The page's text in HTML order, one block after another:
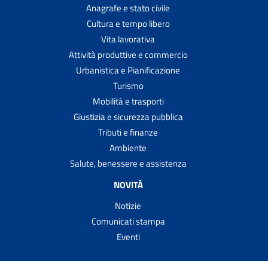
Anagrafe e stato civile
Cultura e tempo libero
Vita lavorativa
Attività produttive e commercio
Urbanistica e Pianificazione
Turismo
Mobilità e trasporti
Giustizia e sicurezza pubblica
Tributi e finanze
Ambiente
Salute, benessere e assistenza
NOVITÀ
Notizie
Comunicati stampa
Eventi